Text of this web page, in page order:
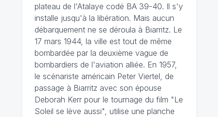
plateau de l'Atalaye codé BA 39-40. Il s'y
installe jusqu'à la libération. Mais aucun
débarquement ne se déroula à Biarritz. Le
17 mars 1944, la ville est tout de même
bombardée par la deuxième vague de
bombardiers de l'aviation alliée. En 1957,
le scénariste américain Peter Viertel, de
passage à Biarritz avec son épouse
Deborah Kerr pour le tournage du film "Le
Soleil se lève aussi", utilise une planche